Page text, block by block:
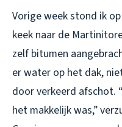
Vorige week stond ik
keek naar de
zelf bitumen
er water op het dak,
door verkeerd afschot.
het makkelijk was,”